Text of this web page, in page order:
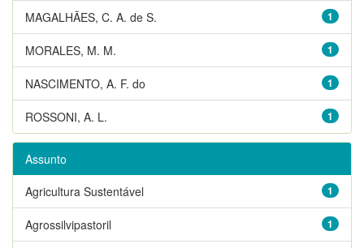
1
MAGALHÃES, C. A. de S.
1
MORALES, M. M.
1
NASCIMENTO, A. F. do
1
ROSSONI, A. L.
Assunto
1
Agricultura Sustentável
1
Agrossilvipastoril